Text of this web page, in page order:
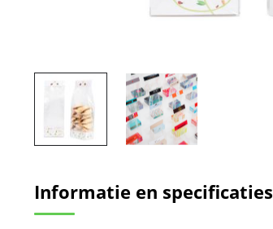
het
begin
van
Informatie en specificaties